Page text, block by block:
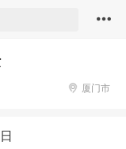
厦门市